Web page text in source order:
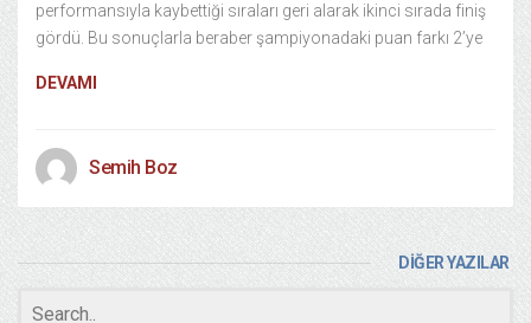
performansıyla kaybettiği sıraları geri alarak ikinci sırada finiş
gördü. Bu sonuçlarla beraber şampiyonadaki puan farkı 2’ye
DEVAMI
Semih Boz
DİĞER YAZILAR